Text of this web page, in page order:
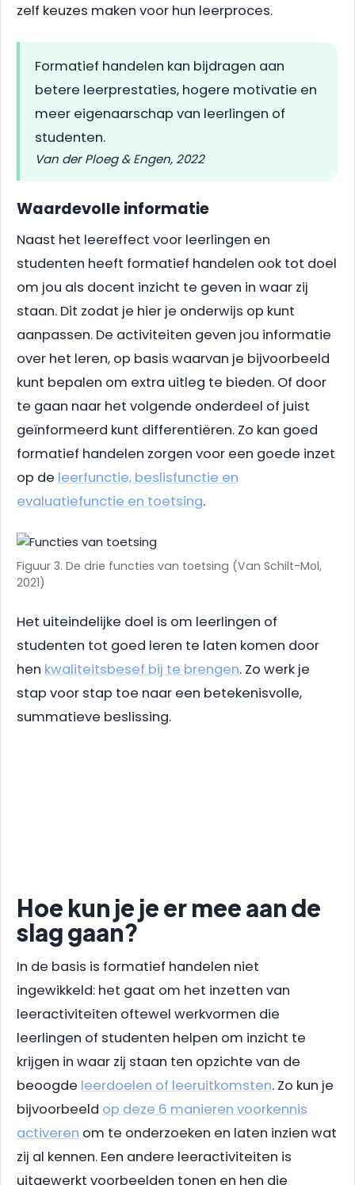
zelf keuzes maken voor hun leerproces.
Formatief handelen kan bijdragen aan
betere leerprestaties, hogere motivatie en
meer eigenaarschap van leerlingen of
studenten.
Van der Ploeg & Engen, 2022
Waardevolle informatie
Naast het leereffect voor leerlingen en
studenten heeft formatief handelen ook tot doel
om jou als docent inzicht te geven in waar zij
staan. Dit zodat je hier je onderwijs op kunt
aanpassen. De activiteiten geven jou informatie
over het leren, op basis waarvan je bijvoorbeeld
kunt bepalen om extra uitleg te bieden. Of door
te gaan naar het volgende onderdeel of juist
geïnformeerd kunt differentiëren. Zo kan goed
formatief handelen zorgen voor een goede inzet
op de leerfunctie, beslisfunctie en
evaluatiefunctie en toetsing.
Figuur 3. De drie functies van toetsing (Van Schilt-Mol,
2021)
Het uiteindelijke doel is om leerlingen of
studenten tot goed leren te laten komen door
hen kwaliteitsbesef bij te brengen. Zo werk je
stap voor stap toe naar een betekenisvolle,
summatieve beslissing.
Hoe kun je je er mee aan de
slag gaan?
In de basis is formatief handelen niet
ingewikkeld: het gaat om het inzetten van
leeractiviteiten oftewel werkvormen die
leerlingen of studenten helpen om inzicht te
krijgen in waar zij staan ten opzichte van de
beoogde leerdoelen of leeruitkomsten. Zo kun je
bijvoorbeeld op deze 6 manieren voorkennis
activeren om te onderzoeken en laten inzien wat
zij al kennen. Een andere leeractiviteiten is
uitgewerkt voorbeelden tonen en hen die